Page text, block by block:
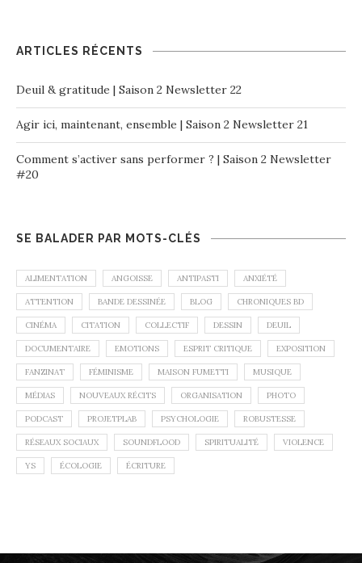
ARTICLES RÉCENTS
Deuil & gratitude | Saison 2 Newsletter 22
Agir ici, maintenant, ensemble | Saison 2 Newsletter 21
Comment s’activer sans performer ? | Saison 2 Newsletter
#20
SE BALADER PAR MOTS-CLÉS
ALIMENTATION ANGOISSE ANTIPASTI ANXIÉTÉ
ATTENTION BANDE DESSINÉE BLOG CHRONIQUES BD
CINÉMA CITATION COLLECTIF DESSIN DEUIL
DOCUMENTAIRE EMOTIONS ESPRIT CRITIQUE EXPOSITION
FANZINAT FÉMINISME MAISON FUMETTI MUSIQUE
MÉDIAS NOUVEAUX RÉCITS ORGANISATION PHOTO
PODCAST PROJETPLAB PSYCHOLOGIE ROBUSTESSE
RÉSEAUX SOCIAUX SOUNDFLOOD SPIRITUALITÉ VIOLENCE
YS ÉCOLOGIE ÉCRITURE